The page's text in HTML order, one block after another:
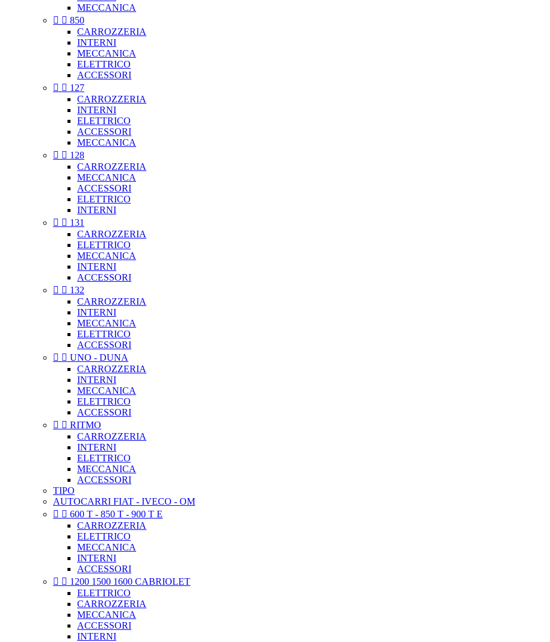
MECCANICA
  850
CARROZZERIA
INTERNI
MECCANICA
ELETTRICO
ACCESSORI
  127
CARROZZERIA
INTERNI
ELETTRICO
ACCESSORI
MECCANICA
  128
CARROZZERIA
MECCANICA
ACCESSORI
ELETTRICO
INTERNI
  131
CARROZZERIA
ELETTRICO
MECCANICA
INTERNI
ACCESSORI
  132
CARROZZERIA
INTERNI
MECCANICA
ELETTRICO
ACCESSORI
  UNO - DUNA
CARROZZERIA
INTERNI
MECCANICA
ELETTRICO
ACCESSORI
  RITMO
CARROZZERIA
INTERNI
ELETTRICO
MECCANICA
ACCESSORI
TIPO
AUTOCARRI FIAT - IVECO - OM
  600 T - 850 T - 900 T E
CARROZZERIA
ELETTRICO
MECCANICA
INTERNI
ACCESSORI
  1200 1500 1600 CABRIOLET
ELETTRICO
CARROZZERIA
MECCANICA
ACCESSORI
INTERNI